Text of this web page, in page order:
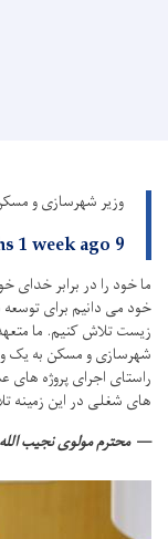
وزیر شهرسازی و
9 months 1 week ago
ما خود را در برابر
خود می دانیم برای
زیست تلاش کنیم. ما
شهرسازی و مسکن به یک
راستای اجرای پروژه
های شغلی در این زمینه
محترم مولوی نجیب